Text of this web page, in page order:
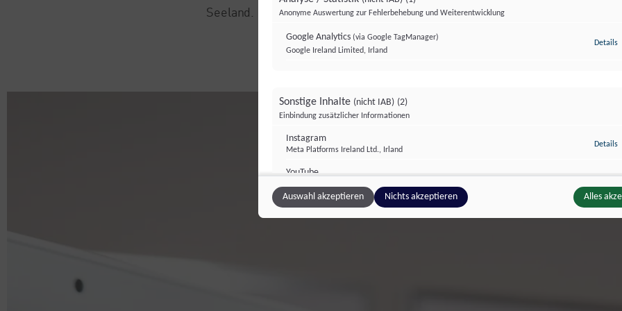
Seeland.
Anonyme Auswertung zur Fehlerbehebung und Weiterentwicklung
Google Analytics (via Google TagManager)
Google Ireland Limited, Irland
Details
Sonstige Inhalte (nicht IAB) (2)
Einbindung zusätzlicher Informationen
Instagram
Meta Platforms Ireland Ltd., Irland
Details
YouTube
Details
Auswahl akzeptieren Nichts akzeptieren Alles